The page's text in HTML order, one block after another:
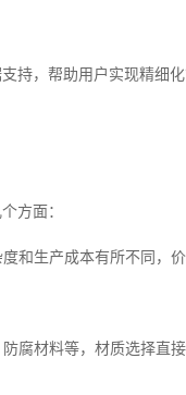
持，帮助用户实现精细
方面：
和生产成本有所不同，价
腐材料等，材质选择直接